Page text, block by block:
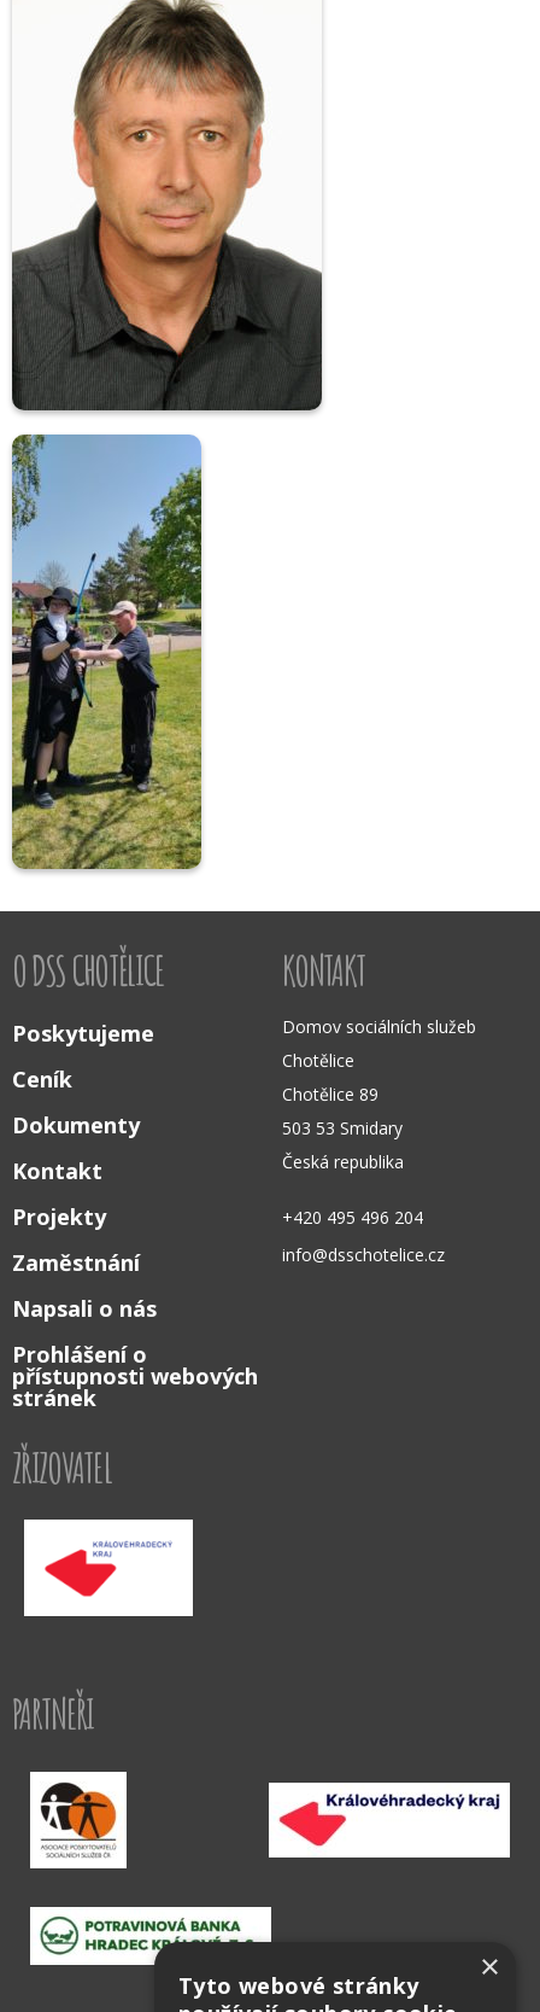
O DSS CHOTĚLICE
Poskytujeme
Ceník
Dokumenty
Kontakt
Projekty
Zaměstnání
Napsali o nás
Prohlášení o
přístupnosti webových
stránek
KONTAKT
Domov sociálních služeb
Chotělice
Chotělice 89
503 53 Smidary
Česká republika
+420 495 496 204
info@dsschotelice.cz
ZŘIZOVATEL
PARTNEŘI
×
Tyto webové stránky